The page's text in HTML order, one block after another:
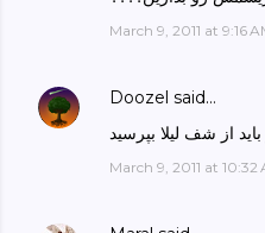
March 9, 2011 at 9:16
Doozel said…
از شف لیلا بپرسید
March 9, 2011 at 10:32